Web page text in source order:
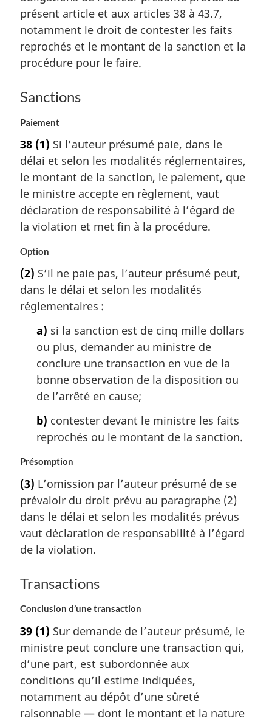
présent article et aux articles 38 à 43.7,
notamment le droit de contester les faits
reprochés et le montant de la sanction et la
procédure pour le faire.
Sanctions
Paiement
38 (1) Si l’auteur présumé paie, dans le
délai et selon les modalités réglementaires,
le montant de la sanction, le paiement, que
le ministre accepte en règlement, vaut
déclaration de responsabilité à l’égard de
la violation et met fin à la procédure.
Option
(2) S’il ne paie pas, l’auteur présumé peut,
dans le délai et selon les modalités
réglementaires :
a) si la sanction est de cinq mille dollars
ou plus, demander au ministre de
conclure une transaction en vue de la
bonne observation de la disposition ou
de l’arrêté en cause;
b) contester devant le ministre les faits
reprochés ou le montant de la sanction.
Présomption
(3) L’omission par l’auteur présumé de se
prévaloir du droit prévu au paragraphe (2)
dans le délai et selon les modalités prévus
vaut déclaration de responsabilité à l’égard
de la violation.
Transactions
Conclusion d’une transaction
39 (1) Sur demande de l’auteur présumé, le
ministre peut conclure une transaction qui,
d’une part, est subordonnée aux
conditions qu’il estime indiquées,
notamment au dépôt d’une sûreté
raisonnable — dont le montant et la nature